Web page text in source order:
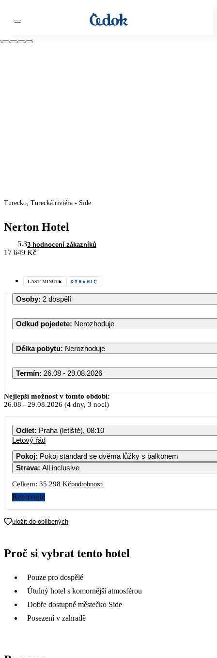
Turecko, Turecká riviéra - Side
Nerton Hotel
5.33 hodnocení zákazníků
17 649 Kč
LAST MINUTE
Osoby: 2 dospělí
Odkud pojedete: Nerozhoduje
Délka pobytu: Nerozhoduje
Termín: 26.08 - 29.08.2026
Srpen 2026
PO ÚT ST ČT PÁ
Nejlepší možnost v tomto období:
26.08 - 29.08.2026 (4 dny, 3 noci)
Odlet: Praha (letiště), 08:10
Letový řád
Pokoj:
Pokoj standard se dvěma lůžky s balkonem
Strava: All inclusive
Celkem: 35 298 Kčpodrobnosti
Rezervujte
uložit do oblíbených
Proč si vybrat tento hotel
Pouze pro dospělé
Útulný hotel s komornější atmosférou
Dobře dostupné městečko Side
Posezení v zahradě